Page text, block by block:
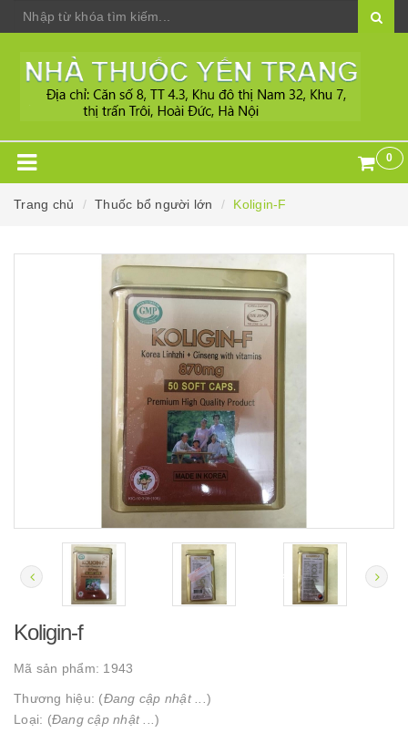
0
Trang chủ Thuốc bổ người lớn Koligin-F
Koligin-f
Mã sản phẩm: 1943
Thương hiệu: (Đang cập nhật ... )
Loại: (Đang cập nhật ... )